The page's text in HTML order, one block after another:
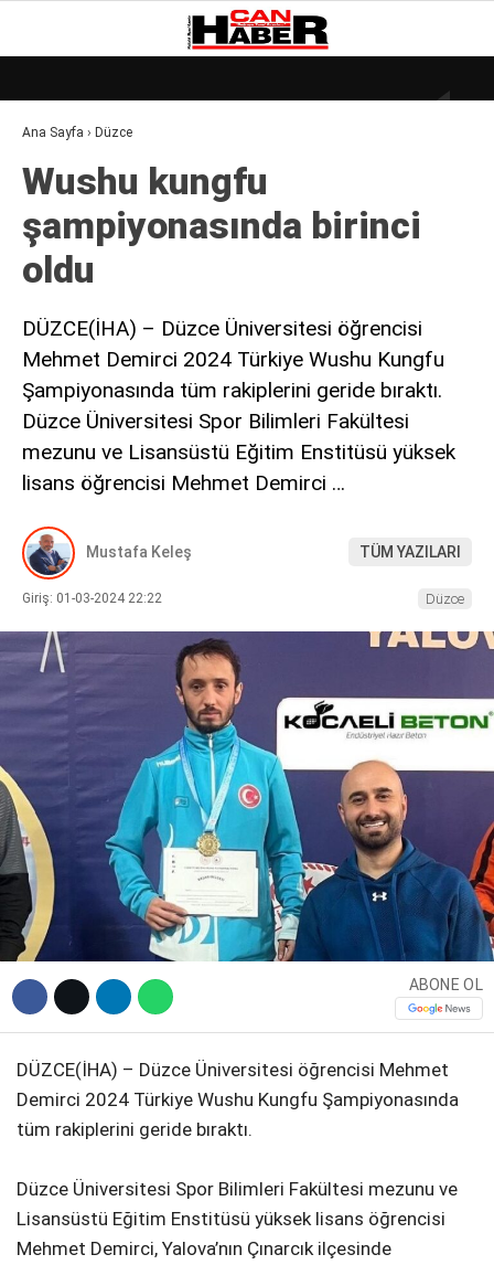
Facebook
Instagram
Youtube
19.2°
GALERİ
DÜNYA
EKONOMI
GÜNDEM
KÜLÜR – SANAT
MAGAZIN
SAĞLIK
POLITIKA
ASAYIŞ
DIĞER
Ana Sayfa › Düzce
Wushu kungfu
şampiyonasında birinci
oldu
DÜZCE(İHA) – Düzce Üniversitesi öğrencisi
Mehmet Demirci 2024 Türkiye Wushu Kungfu
Şampiyonasında tüm rakiplerini geride bıraktı.
Düzce Üniversitesi Spor Bilimleri Fakültesi
mezunu ve Lisansüstü Eğitim Enstitüsü yüksek
lisans öğrencisi Mehmet Demirci …
Mustafa Keleş TÜM YAZILARI
Giriş: 01-03-2024 22:22 Düzce
ABONE OL
DÜZCE(İHA) – Düzce Üniversitesi öğrencisi Mehmet
Demirci 2024 Türkiye Wushu Kungfu Şampiyonasında
tüm rakiplerini geride bıraktı.
Düzce Üniversitesi Spor Bilimleri Fakültesi mezunu ve
Lisansüstü Eğitim Enstitüsü yüksek lisans öğrencisi
Mehmet Demirci, Yalova’nın Çınarcık ilçesinde